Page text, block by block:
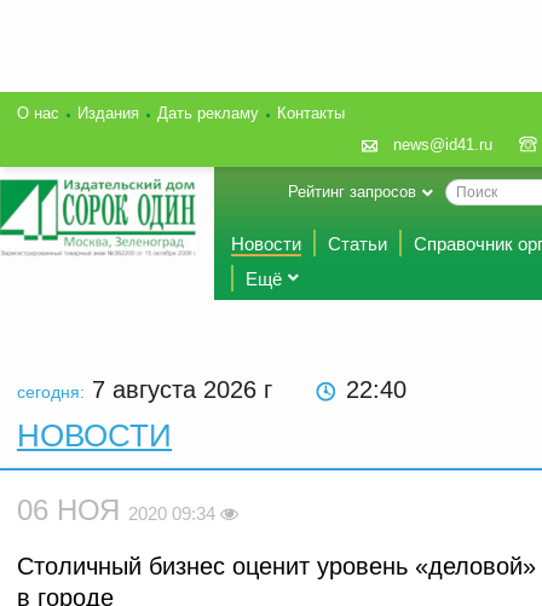
О нас Издания Дать рекламу
Контакты
news@id41.ru
Рейтинг запросов
Новости Статьи
Справочник
Ещё
сегодня: 7 августа 2026 г 22:40
НОВОСТИ
06 НОЯ 2020 09:34
Столичный бизнес оценит уровень «деловой»
в городе